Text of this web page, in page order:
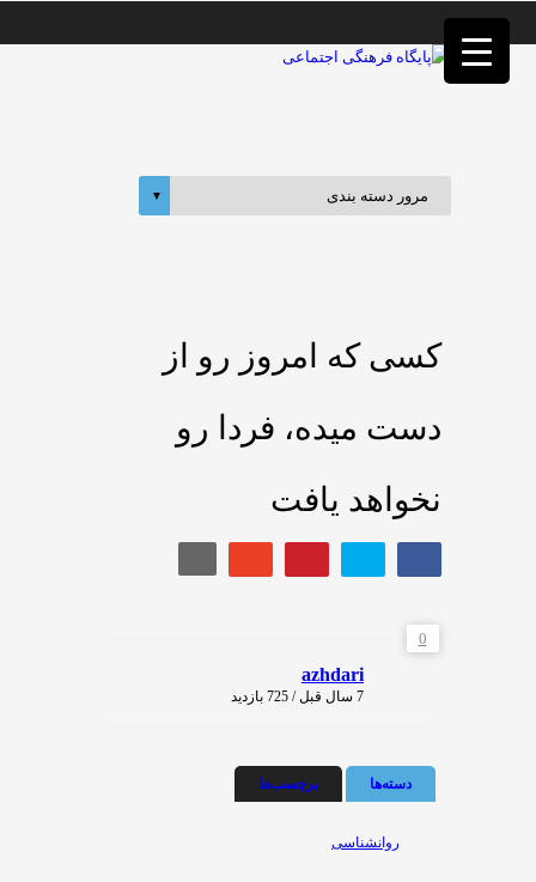
کسی که امروز رو از
دست میده، فردا رو
نخواهد یافت
0
azhdari
7 سال قبل / 725 بازدید
دسته‌ها برچسب‌ها
روانشناسی